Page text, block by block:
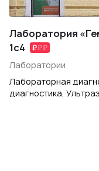
Лаборатория
1с4
Лаборатории
Лабораторная
диагностика,